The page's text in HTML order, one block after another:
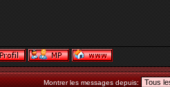
Montrer les messages depuis: